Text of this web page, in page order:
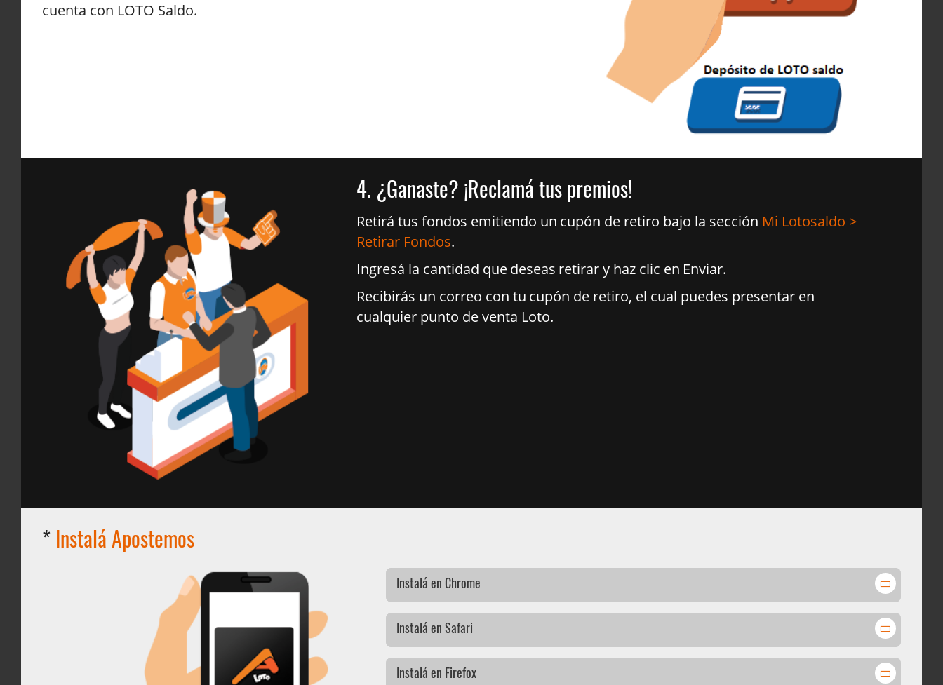
cuenta con LOTO Saldo.
4. ¿Ganaste? ¡Reclamá tus premios!
Retirá tus fondos emitiendo un cupón de retiro bajo la sección Mi Lotosaldo >
Retirar Fondos.
Ingresá la cantidad que deseas retirar y haz clic en Enviar.
Recibirás un correo con tu cupón de retiro, el cual puedes presentar en
cualquier punto de venta Loto.
* Instalá Apostemos
Instalá en Chrome
Instalá en Safari
Instalá en Firefox